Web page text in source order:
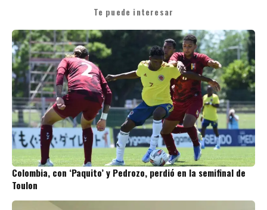
Te puede interesar
Colombia, con ‘Paquito’ y Pedrozo, perdió en la semifinal de
Toulon